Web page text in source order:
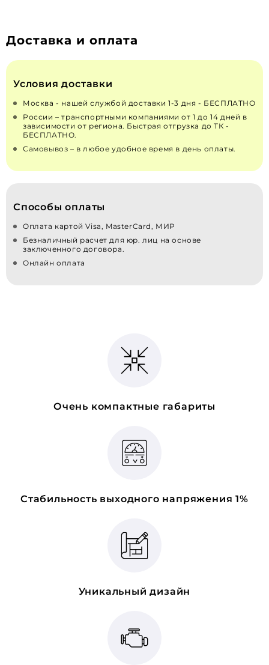
Доставка и оплата
Условия доставки
Москва - нашей службой доставки 1-3 дня - БЕСПЛАТНО
России – транспортными компаниями от 1 до 14 дней в
зависимости от региона. Быстрая отгрузка до ТК -
БЕСПЛАТНО.
Самовывоз – в любое удобное время в день оплаты.
Способы оплаты
Оплата картой Visa, MasterCard, МИР
Безналичный расчет для юр. лиц на основе
заключенного договора.
Онлайн оплата
Очень компактные габариты
Стабильность выходного напряжения 1%
Уникальный дизайн